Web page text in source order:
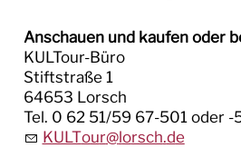
Anschauen und kaufen oder
KULTour-Büro
Stiftstraße 1
64653 Lorsch
Tel. 0 62 51/59 67-501 oder
KULT
r l rsch d